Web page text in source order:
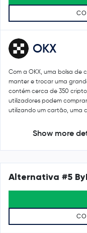
OKX
Com a OKX, uma bolsa de
manter e trocar uma
contém cerca de 350
utilizadores podem
utilizando um cartão, uma
Show more
Alternativa #5